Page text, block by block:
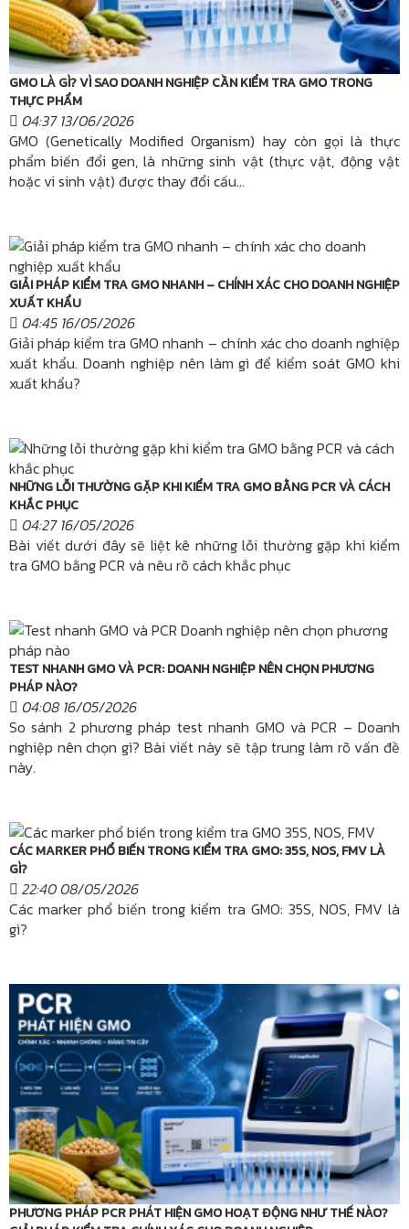
GMO LÀ GÌ? VÌ SAO DOANH NGHIỆP CẦN KIỂM TRA GMO TRONG
THỰC PHẨM
04:37 13/06/2026
GMO (Genetically Modified Organism) hay còn gọi là thực
phẩm biến đổi gen, là những sinh vật (thực vật, động vật
hoặc vi sinh vật) được thay đổi cấu...
GIẢI PHÁP KIỂM TRA GMO NHANH – CHÍNH XÁC CHO DOANH NGHIỆP
XUẤT KHẨU
04:45 16/05/2026
Giải pháp kiểm tra GMO nhanh – chính xác cho doanh nghiệp
xuất khẩu. Doanh nghiệp nên làm gì để kiểm soát GMO khi
xuất khẩu?
NHỮNG LỖI THƯỜNG GẶP KHI KIỂM TRA GMO BẰNG PCR VÀ CÁCH
KHẮC PHỤC
04:27 16/05/2026
Bài viết dưới đây sẽ liệt kê những lỗi thường gặp khi kiểm
tra GMO bằng PCR và nêu rõ cách khắc phục
TEST NHANH GMO VÀ PCR: DOANH NGHIỆP NÊN CHỌN PHƯƠNG
PHÁP NÀO?
04:08 16/05/2026
So sánh 2 phương pháp test nhanh GMO và PCR – Doanh
nghiệp nên chọn gì? Bài viết này sẽ tập trung làm rõ vấn đề
này.
CÁC MARKER PHỔ BIẾN TRONG KIỂM TRA GMO: 35S, NOS, FMV LÀ
GÌ?
22:40 08/05/2026
Các marker phổ biến trong kiểm tra GMO: 35S, NOS, FMV là
gì?
PHƯƠNG PHÁP PCR PHÁT HIỆN GMO HOẠT ĐỘNG NHƯ THẾ NÀO?